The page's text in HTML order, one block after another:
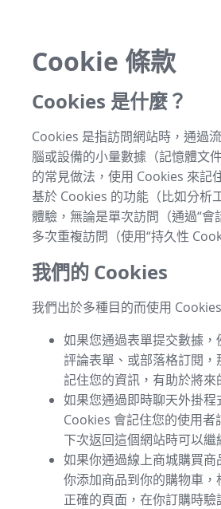
Cookie 條款
Cookies 是什麼？
Cookies 是指訪問網站時，通過
腦或設備的小量數據（記憶體文
的常見做法，使用 Cookies 來記
基於 Cookies 的功能（比如分析
體驗，無論是單次訪問（通過“會
多次重複訪問（使用“持久性
我們的 Cookies
我們出於多種目的而使用 Cookies
如果您通過表單提交數據，
評論表單、或部落格訂閱
記住您的資訊，有助於將來
如果您通過即時聊天外掛程
Cookies 會記住您的使用者
下次返回這個網站時可以繼
如果你通過線上商城購買
你添加商品到你的購物車，
正確的頁面，在你訂購時